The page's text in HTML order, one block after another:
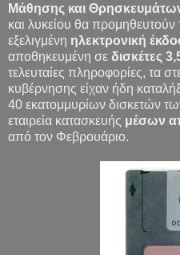
Μάθησης και
και λυκείου θα προμηθευτούν
εξελιγμένη ηλεκτρονική
αποθηκευμένη σε δισκέτες
τελευταίες πληροφορίες, τα
κυβέρνησης είχαν ήδη
40 εκατομμυρίων δισκετών
εταιρεία κατασκευής μέσων
από τον Φεβρουάριο.